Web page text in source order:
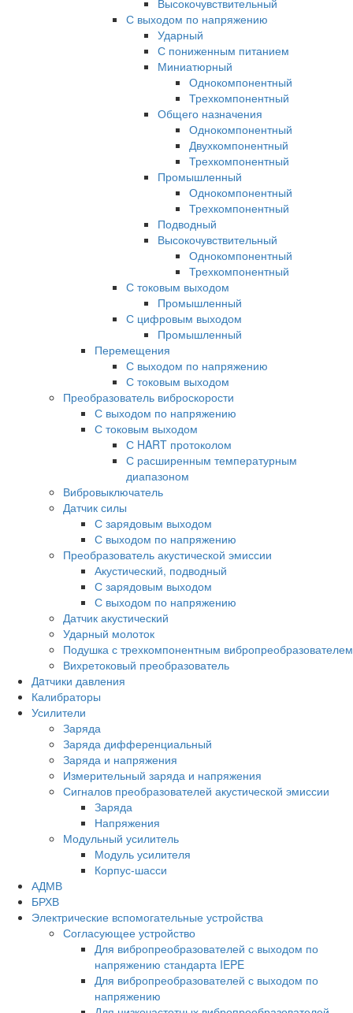
С выходом по напряжению
Ударный
С пониженным питанием
Миниатюрный
Однокомпонентный
Трехкомпонентный
Общего назначения
Однокомпонентный
Двухкомпонентный
Трехкомпонентный
Промышленный
Однокомпонентный
Трехкомпонентный
Подводный
Высокочувствительный
Однокомпонентный
Трехкомпонентный
С токовым выходом
Промышленный
С цифровым выходом
Промышленный
Перемещения
С выходом по напряжению
С токовым выходом
Преобразователь виброскорости
С выходом по напряжению
С токовым выходом
С HART протоколом
С расширенным температурным
диапазоном
Вибровыключатель
Датчик силы
С зарядовым выходом
С выходом по напряжению
Преобразователь акустической эмиссии
Акустический, подводный
С зарядовым выходом
С выходом по напряжению
Датчик акустический
Ударный молоток
Подушка с трехкомпонентным вибропреобразователем
Вихретоковый преобразователь
Дaтчики давления
Калибраторы
Усилители
Заряда
Заряда дифференциальный
Заряда и напряжения
Измерительный заряда и напряжения
Сигналов преобразователей акустической эмиссии
Заряда
Напряжения
Модульный усилитель
Модуль усилителя
Корпус-шасси
АДМВ
БРХВ
Электрические вспомогательные устройства
Согласующее устройство
Для вибропреобразователей с выходом по
напряжению стандарта IEPE
Для вибропреобразователей с выходом по
напряжению